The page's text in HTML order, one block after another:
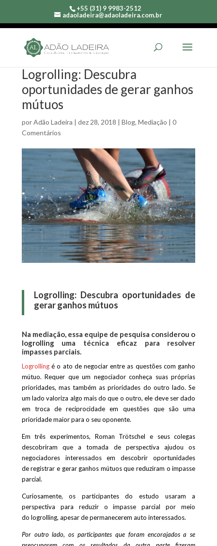
+55 (31) 9 9983-2512
adaoladeira@adaoladeira.com.br
Logrolling: Descubra
oportunidades de gerar ganhos
mútuos
porAdão Ladeira | dez 28, 2018 | Blog, Mediação | 0
Comentários
Logrolling: Descubra oportunidades de
gerar ganhos mútuos
Na mediação, essa equipe de pesquisa considerou o
logrolling uma técnica eficaz para resolver
impasses parciais.
Logrollingé o ato de negociar entre as questões com ganho
mútuo. Requer que um negociador conheça suas próprias
prioridades, mas também as prioridades do outro lado. Se
um lado valoriza algo mais do que o outro, ele deve ser dado
em troca de reciprocidade em questões que são uma
prioridade maior para o seu oponente.
Em três experimentos, Roman Trötschel e seus colegas
descobriram que a tomada de perspectiva ajudou os
negociadores interessados ​​em descobrir oportunidades
de registrar e gerar ganhos mútuos que reduziram o impasse
parcial.
Curiosamente, os participantes do estudo usaram a
perspectiva para reduzir o impasse parcial por meio
do logrolling, apesar de permanecerem auto interessados.
Por outro lado, os participantes que foram encorajados a se